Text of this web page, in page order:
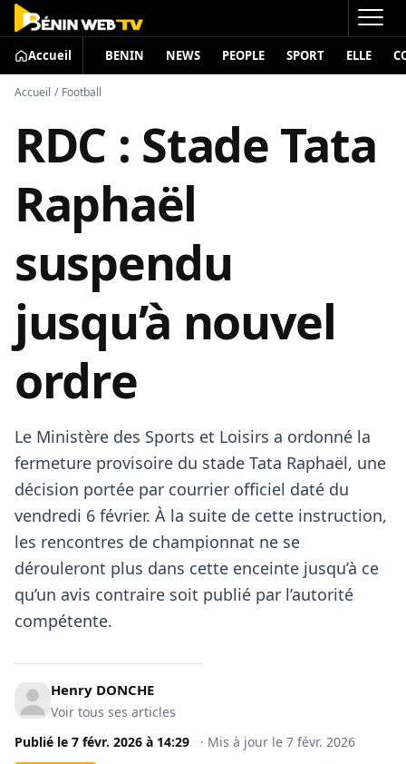
Accueil BENIN NEWS PEOPLE SPORT ELLE
Accueil / Football
RDC : Stade Tata
Raphaël
suspendu
jusqu’à nouvel
ordre
Le Ministère des Sports et Loisirs a ordonné la
fermeture provisoire du stade Tata Raphaël, une
décision portée par courrier officiel daté du
vendredi 6 février. À la suite de cette instruction,
les rencontres de championnat ne se
dérouleront plus dans cette enceinte jusqu’à ce
qu’un avis contraire soit publié par l’autorité
compétente.
Henry DONCHE
Voir tous ses articles
Publié le 7 févr. 2026 à 14:29 · Mis à jour le 7 févr. 2026